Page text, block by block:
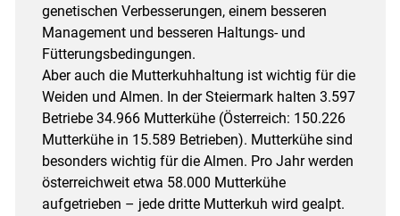
genetischen Verbesserungen, einem besseren
Management und besseren Haltungs- und
Fütterungsbedingungen.
Aber auch die Mutterkuhhaltung ist wichtig für die
Weiden und Almen. In der Steiermark halten 3.597
Betriebe 34.966 Mutterkühe (Österreich: 150.226
Mutterkühe in 15.589 Betrieben). Mutterkühe sind
besonders wichtig für die Almen. Pro Jahr werden
österreichweit etwa 58.000 Mutterkühe
aufgetrieben – jede dritte Mutterkuh wird gealpt.